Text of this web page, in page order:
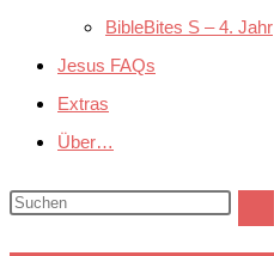
BibleBites S – 4. Jahr
Jesus FAQs
Extras
Über…
Diese